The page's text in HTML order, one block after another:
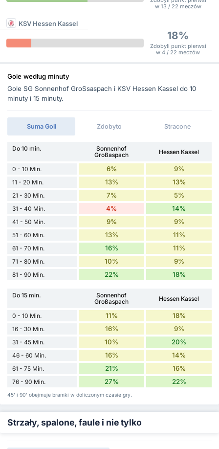
w 13 / 22 meczów
KSV Hessen Kassel
18%
Zdobyli punkt pierwsi
w 4 / 22 meczów
Gole według minuty
Gole SG Sonnenhof GroSsaspach i KSV Hessen Kassel do 10
minuty i 15 minuty.
Suma Goli Zdobyto Stracone
Do 10 min.
Sonnenhof
Großaspach
Hessen Kassel
0 - 10 Min. 6% 9%
11 - 20 Min. 13% 13%
21 - 30 Min. 7% 5%
31 - 40 Min. 4% 14%
41 - 50 Min. 9% 9%
51 - 60 Min. 13% 11%
61 - 70 Min. 16% 11%
71 - 80 Min. 10% 9%
81 - 90 Min. 22% 18%
Do 15 min.
Sonnenhof
Großaspach
Hessen Kassel
0 - 10 Min. 11% 18%
16 - 30 Min. 16% 9%
31 - 45 Min. 10% 20%
46 - 60 Min. 16% 14%
61 - 75 Min. 21% 16%
76 - 90 Min. 27% 22%
45' i 90' obejmuje bramki w doliczonym czasie gry.
Strzały, spalone, faule i nie tylko